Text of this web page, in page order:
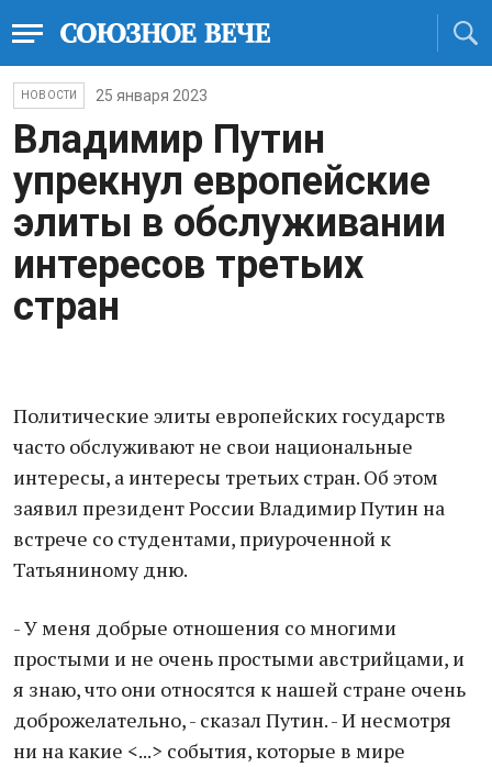
НОВОСТИ 25 января 2023
Владимир Путин
упрекнул европейские
элиты в обслуживании
интересов третьих
стран
Политические элиты европейских государств
часто обслуживают не свои национальные
интересы, а интересы третьих стран. Об этом
заявил президент России Владимир Путин на
встрече со студентами, приуроченной к
Татьяниному дню.
- У меня добрые отношения со многими
простыми и не очень простыми австрийцами, и
я знаю, что они относятся к нашей стране очень
доброжелательно, - сказал Путин. - И несмотря
ни на какие <...> события, которые в мире